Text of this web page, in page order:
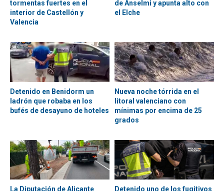
tormentas fuertes en el
interior de Castellón y
Valencia
de Anselmi y apunta alto con
el Elche
Detenido en Benidorm un
ladrón que robaba en los
bufés de desayuno de hoteles
Nueva noche tórrida en el
litoral valenciano con
mínimas por encima de 25
grados
La Diputación de Alicante
Detenido uno de los fugitivos